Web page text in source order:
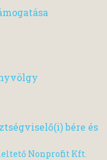
bére és
Nonprofit Kft.